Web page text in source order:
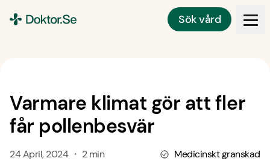
Sök vård
Varmare klimat gör att fler
får pollenbesvär
24 April, 2024 ・ 2 min Medicinskt granskad